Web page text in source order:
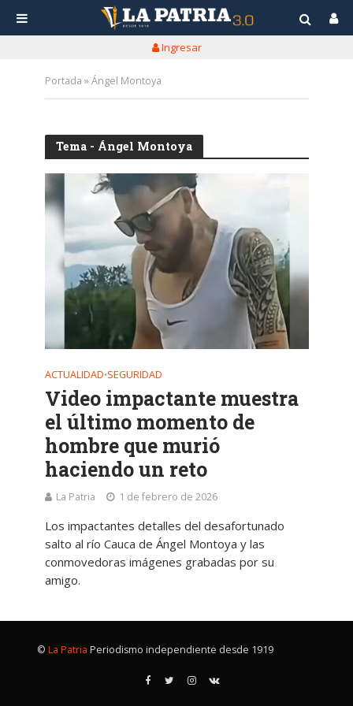
Ingresar
Portada »Ángel Montoya
Tema - Ángel Montoya
ACTUALIDAD•SEGURIDAD
Video impactante muestra
el último momento de
hombre que murió
haciendo un reto
La Patria 1 de febrero de 2026
Los impactantes detalles del desafortunado
salto al río Cauca de Ángel Montoya y las
conmovedoras imágenes grabadas por su
amigo.
© La Patria Periodismo independiente desde 1919